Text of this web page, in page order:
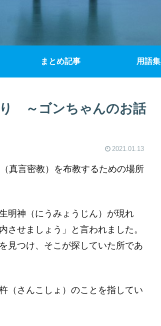
まとめ記事 用語集
り ～ゴンちゃんのお話
2021.01.13
真言密教）を布教するための場所
明神（にうみょうじん）が現れ
させましょう」と言われました。
見つけ、そこが探していた所であ
（さんこしょ）のことを指してい